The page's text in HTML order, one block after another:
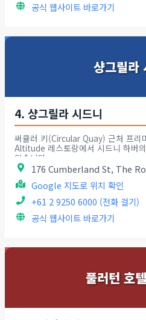
공식 웹사이트 바로가기
샹그릴라
4. 샹그릴라 시드니
써큘러 키(Circular Quay) 근처 프리
Altitude 레스토랑에서 시드니 하버
있습니다.
176 Cumberland St, The
Google 지도로 위치 확인
+61 2 9250 6000 (전화 걸기)
공식 웹사이트 바로가기
풀러턴 호